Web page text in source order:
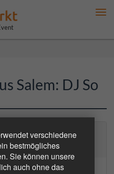
verschiedene
bestmögliches
Sie können unsere
auch ohne das
Salem: DJ So